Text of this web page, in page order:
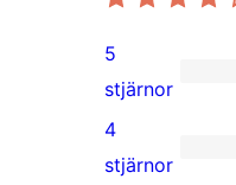
0
5-
stjärniga
5
stjärnor
1
4
stjärnor